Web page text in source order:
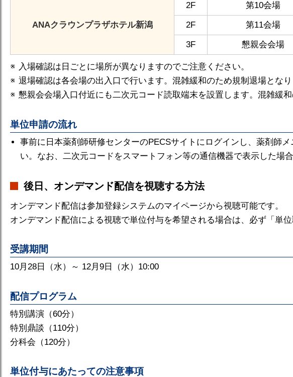
ANAクラウンプラザホテル新潟
2F 第10会場
2F 第11会場
3F 懇親会会場
入場確認は日ごとに場所が異なりますのでご注意ください。
退場確認は各会場の出入口で行います。混雑緩和のため規制退場とな
懇親会会場入口付近にも二次元コード読取端末を設置します。混雑緩
単位申請の流れ
事前に日本薬剤師研修センターのPECSサイトにログインし、薬剤師
い。なお、二次元コードをスマートフォン等の通信機器で表示した場
後日、オンデマンド配信を視聴する方法
オンデマンド配信は参加登録システムのマイページから視聴可能です。
オンデマンド配信による視聴で単位付与を希望される場合は、必ず「単
受講期間
10月28日（水）～ 12月9日（水）10:00
配信プログラム
特別講演（60分）
特別鼎談（110分）
分科会（120分）
単位付与にあたっての注意事項